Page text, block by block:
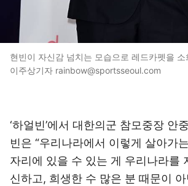
현빈이 자신감 넘치는 모습으로 레드카펫을 소
이주상기자 rainbow@sportsseoul.com
‘하얼빈’에서 대한의군 참모중장 안
빈은 “우리나라에서 이렇게 살아가
자리에 있을 수 있는 게 우리나라를
신하고, 희생한 수 많은 분 때문이 아